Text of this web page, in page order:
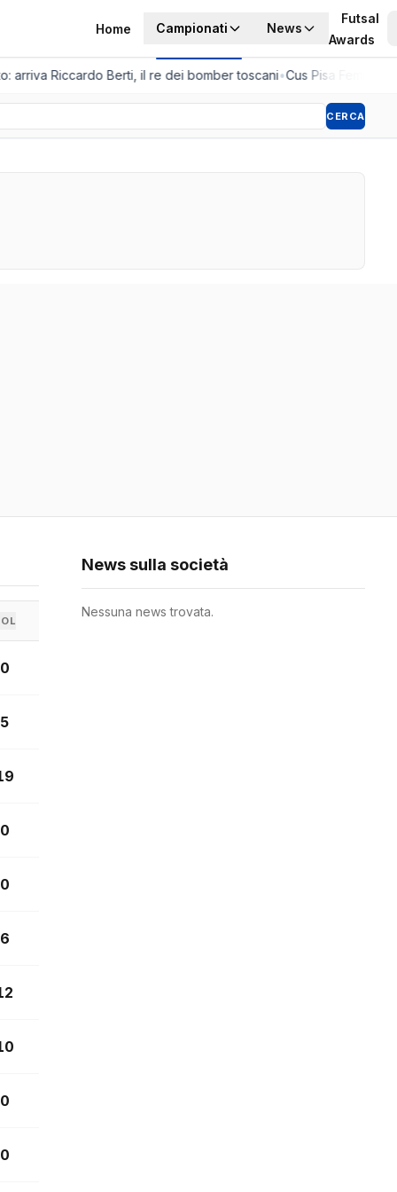
Home Campionati News
Futsal
Awards
Riccardo Berti, il re dei bomber toscani•Cus Pisa
CERCA
0
5
0
0
6
0
0
News sulla società
Nessuna news trovata.